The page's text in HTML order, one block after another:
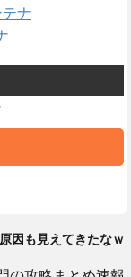
ナ
因も見えてきたなｗ